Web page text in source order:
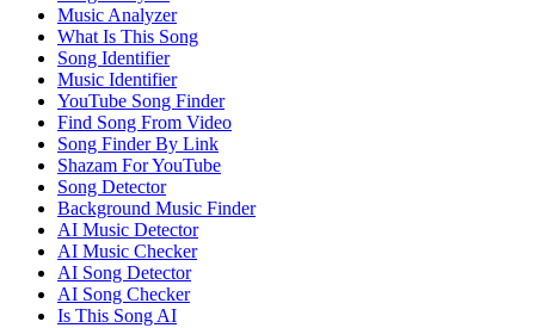
Music Analyzer
What Is This Song
Song Identifier
Music Identifier
YouTube Song Finder
Find Song From Video
Song Finder By Link
Shazam For YouTube
Song Detector
Background Music Finder
AI Music Detector
AI Music Checker
AI Song Detector
AI Song Checker
Is This Song AI